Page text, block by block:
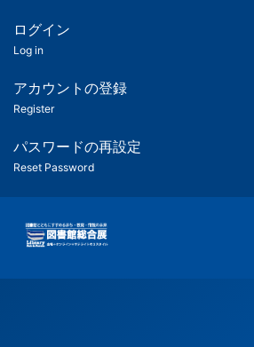
ツ
匿
名
ユ
ー
ー
用
メ
ログイン
Log in
アカウントの登録
Register
パスワードの再設定
Reset Password